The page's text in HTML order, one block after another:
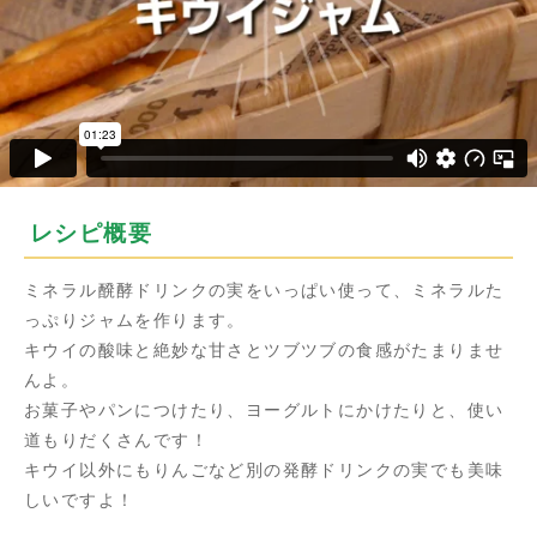
レシピ概要
ミネラル醗酵ドリンクの実をいっぱい使って、ミネラルた
っぷりジャムを作ります。
キウイの酸味と絶妙な甘さとツブツブの食感がたまりませ
んよ。
お菓子やパンにつけたり、ヨーグルトにかけたりと、使い
道もりだくさんです！
キウイ以外にもりんごなど別の発酵ドリンクの実でも美味
しいですよ！